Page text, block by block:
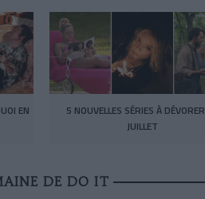
EN
5 NOUVELLES SÉRIES À
JUILLET
DE DO IT